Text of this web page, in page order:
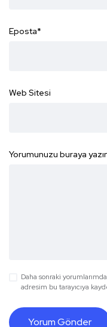
Eposta*
Web Sitesi
Yorumunuzu buraya
Daha sonraki
adresim bu tarayıcıya